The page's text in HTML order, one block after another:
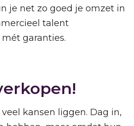
je net zo goed je omzet in
talent
garanties.
kansen liggen. Dag in,